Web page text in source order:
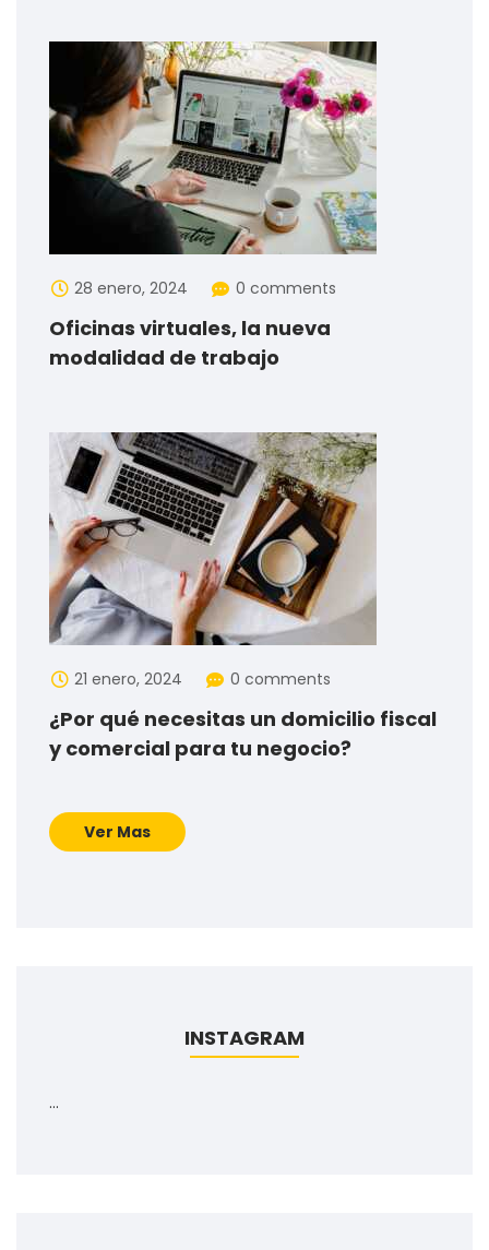
28 enero, 2024 0 comments
Oficinas virtuales, la nueva
modalidad de trabajo
21 enero, 2024 0 comments
¿Por qué necesitas un domicilio fiscal
y comercial para tu negocio?
Ver Mas
INSTAGRAM
…